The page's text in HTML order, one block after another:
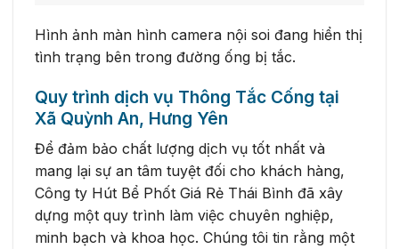
Hình ảnh màn hình camera nội soi đang hiển thị
tình trạng bên trong đường ống bị tắc.
Quy trình dịch vụ Thông Tắc Cống tại
Xã Quỳnh An, Hưng Yên
Để đảm bảo chất lượng dịch vụ tốt nhất và
mang lại sự an tâm tuyệt đối cho khách hàng,
Công ty Hút Bể Phốt Giá Rẻ Thái Bình đã xây
dựng một quy trình làm việc chuyên nghiệp,
minh bạch và khoa học. Chúng tôi tin rằng một